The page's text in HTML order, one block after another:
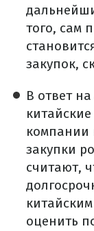
того, сам
закупок,
В ответ
компании
закупки
считают,
оценить